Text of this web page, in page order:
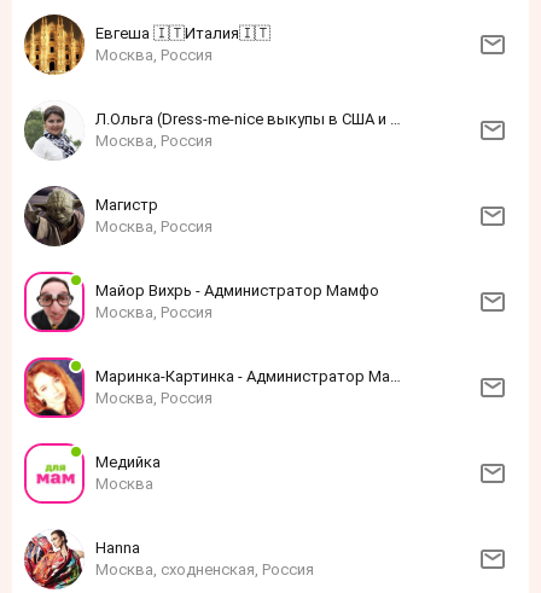
Евгеша 🇮🇹Италия🇮🇹
Москва, Россия
Л.Ольга (Dress-me-nice выкупы в США и Европе онлайн и офлайн)
Москва, Россия
Магистр
Москва, Россия
Майор Вихрь - Администратор Мамфо
Москва, Россия
Маринка-Картинка - Администратор Мамфо
Москва, Россия
Медийка
Москва
Нanna
Москва, сходненская, Россия